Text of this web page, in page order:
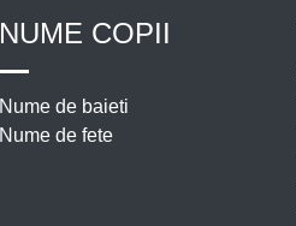
NUME COPII
Nume de baieti
Nume de fete